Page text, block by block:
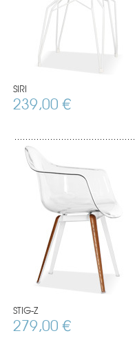
SIRI
239,00 €
STIG-Z
279,00 €